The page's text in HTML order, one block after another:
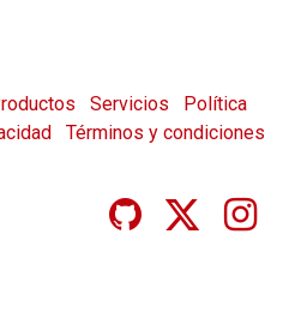
Servicios
Política
Términos y condiciones